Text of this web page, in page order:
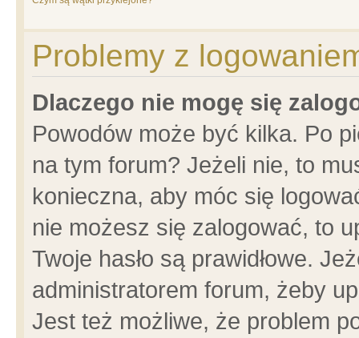
Problemy z
Dlaczego nie mogę się
Powodów może być kilka. Po
na tym forum? Jeżeli nie, to
konieczna, aby móc się
nie możesz się zalogować, to
Twoje hasło są prawidłowe.
administratorem forum, żeby
Jest też możliwe, że problem